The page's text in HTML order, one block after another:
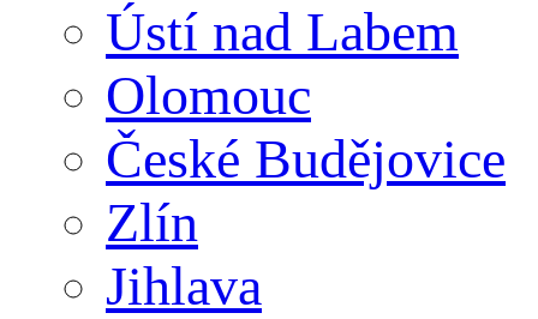
Ústí nad Labem
Olomouc
České Budějovice
Zlín
Jihlava